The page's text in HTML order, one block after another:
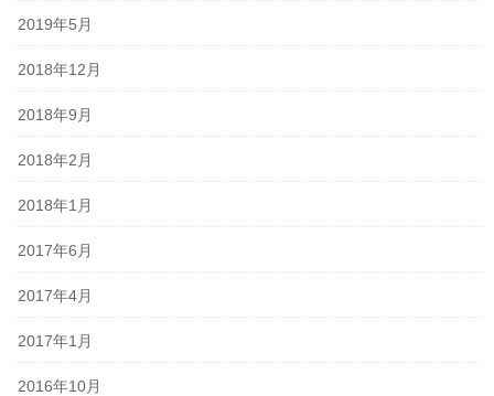
2019年5月
2018年12月
2018年9月
2018年2月
2018年1月
2017年6月
2017年4月
2017年1月
2016年10月